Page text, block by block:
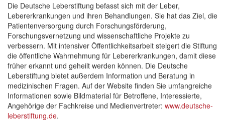
Die Deutsche Leberstiftung befasst sich mit der Leber,
Lebererkrankungen und ihren Behandlungen. Sie hat das Ziel, die
Patientenversorgung durch Forschungsförderung,
Forschungsvernetzung und wissenschaftliche Projekte zu
verbessern. Mit intensiver Öffentlichkeitsarbeit steigert die Stiftung
die öffentliche Wahrnehmung für Lebererkrankungen, damit diese
früher erkannt und geheilt werden können. Die Deutsche
Leberstiftung bietet außerdem Information und Beratung in
medizinischen Fragen. Auf der Website finden Sie umfangreiche
Informationen sowie Bildmaterial für Betroffene, Interessierte,
Angehörige der Fachkreise und Medienvertreter: www.deutsche-
leberstiftung.de.